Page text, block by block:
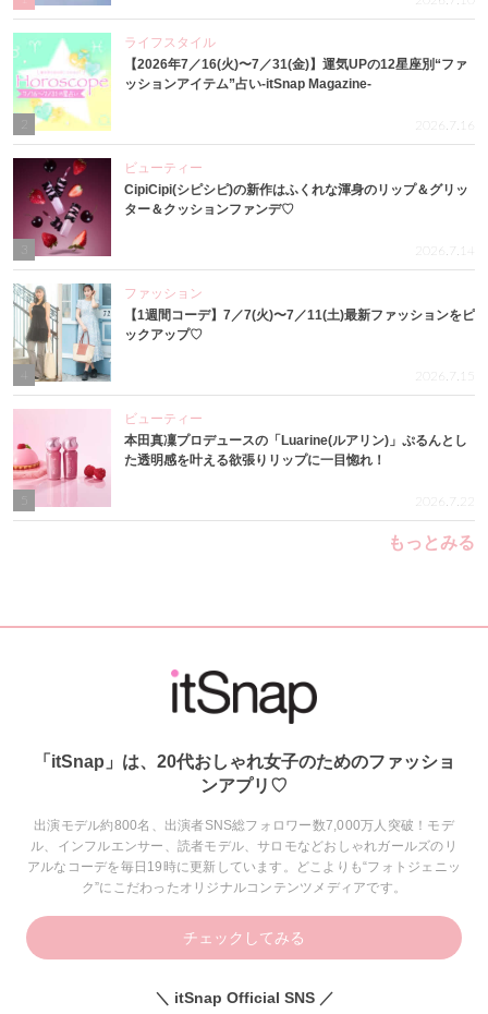
ライフスタイル
【2026年7／16(火)〜7／31(金)】運気UPの12星座別“ファ
ッションアイテム”占い-itSnap Magazine-
2026.7.16
3
ビューティー
CipiCipi(シピシピ)の新作はふくれな渾身のリップ＆グリッ
ター＆クッションファンデ♡
2026.7.14
4
ファッション
【1週間コーデ】7／7(火)〜7／11(土)最新ファッションをピ
ックアップ♡
2026.7.15
ビューティー
本田真凜プロデュースの「Luarine(ルアリン)」ぷるんとし
た透明感を叶える欲張りリップに一目惚れ！
2026.7.22
もっとみる
「itSnap」は、20代おしゃれ女子のためのファッショ
ンアプリ♡
出演モデル約800名、出演者SNS総フォロワー数7,000万人突破！モデ
ル、インフルエンサー、読者モデル、サロモなどおしゃれガールズのリ
アルなコーデを毎日19時に更新しています。どこよりも“フォトジェニッ
ク”にこだわったオリジナルコンテンツメディアです。
チェックしてみる
＼ itSnap Official SNS ／